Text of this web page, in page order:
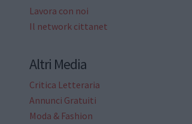
Lavora con noi
Il network cittanet
Altri Media
Critica Letteraria
Annunci Gratuiti
Moda & Fashion